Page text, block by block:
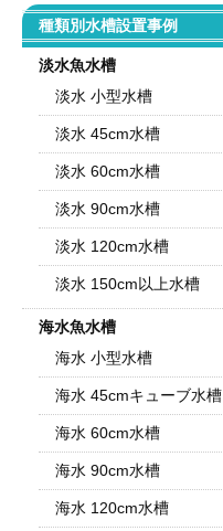
種類別水槽設置事例
淡水魚水槽
淡水 小型水槽
淡水 45cm水槽
淡水 60cm水槽
淡水 90cm水槽
淡水 120cm水槽
淡水 150cm以上水槽
海水魚水槽
海水 小型水槽
海水 45cmキューブ水槽
海水 60cm水槽
海水 90cm水槽
海水 120cm水槽